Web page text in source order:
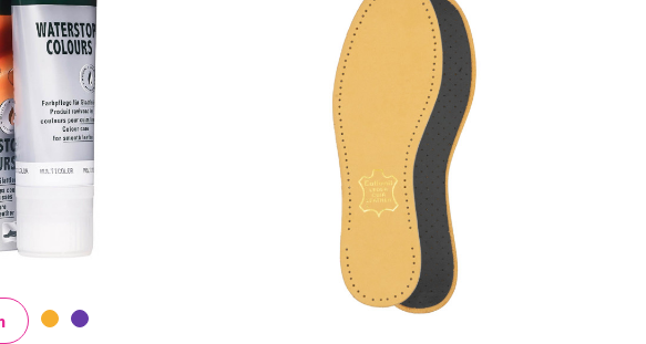
couleur
et
de cuir
avec effet
nuances,
classique noir et
Semelle en cuir de
haute qualité
Avec une mousse de latex agréablement
rembourrée et filtre à charbon activé
Assure une agréable fraîcheur dans la